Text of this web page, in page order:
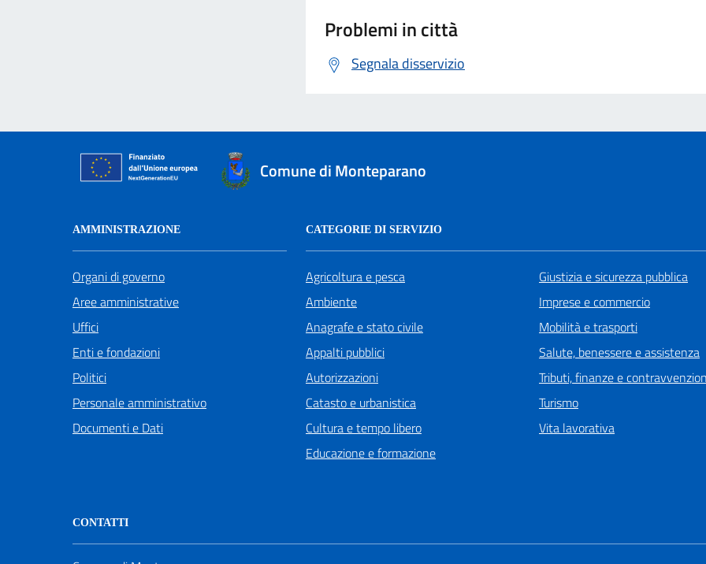
Problemi in città
Segnala disservizio
Comune di Monteparano
AMMINISTRAZIONE
Organi di governo
Aree amministrative
Uffici
Enti e fondazioni
Politici
Personale amministrativo
Documenti e Dati
CATEGORIE DI SERVIZIO
Agricoltura e pesca
Ambiente
Anagrafe e stato civile
Appalti pubblici
Autorizzazioni
Catasto e urbanistica
Cultura e tempo libero
Educazione e formazione
Giustizia e sicurezza pubblica
Imprese e commercio
Mobilità e trasporti
Salute, benessere e assistenza
Tributi, finanze e
Turismo
Vita lavorativa
CONTATTI